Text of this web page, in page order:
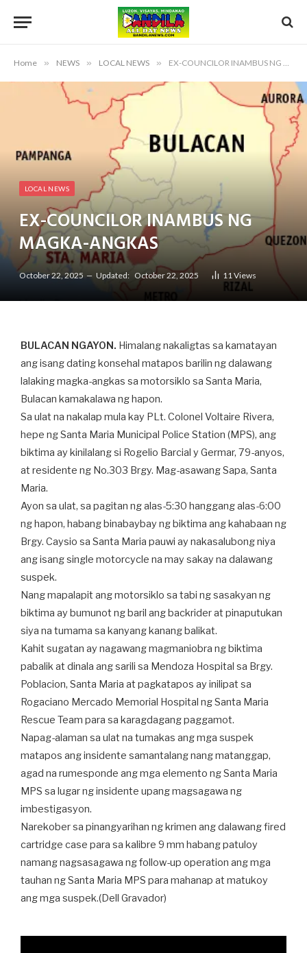
Home » NEWS » LOCAL NEWS » EX-COUNCILOR INAMBUS NG MAGKA-ANGKAS
LOCAL NEWS
EX-COUNCILOR INAMBUS NG
MAGKA-ANGKAS
October 22, 2025 Updated: October 22, 2025 11Views
BULACAN NGAYON. Himalang nakaligtas sa kamatayan
ang isang dating konsehal matapos barilin ng dalawang
lalaking magka-angkas sa motorsiklo sa Santa Maria,
Bulacan kamakalawa ng hapon.
Sa ulat na nakalap mula kay PLt. Colonel Voltaire Rivera,
hepe ng Santa Maria Municipal Police Station (MPS), ang
biktima ay kinilalang si Rogelio Barcial y Germar, 79-anyos,
at residente ng No.303 Brgy. Mag-asawang Sapa, Santa
Maria.
Ayon sa ulat, sa pagitan ng alas-5:30 hanggang alas-6:00
ng hapon, habang binabaybay ng biktima ang kahabaan ng
Brgy. Caysio sa Santa Maria pauwi ay nakasalubong niya
ang isang single motorcycle na may sakay na dalawang
suspek.
Nang mapalapit ang motorsiklo sa tabi ng sasakyan ng
biktima ay bumunot ng baril ang backrider at pinaputukan
siya na tumama sa kanyang kanang balikat.
Kahit sugatan ay nagawang magmaniobra ng biktima
pabalik at dinala ang sarili sa Mendoza Hospital sa Brgy.
Poblacion, Santa Maria at pagkatapos ay inilipat sa
Rogaciano Mercado Memorial Hospital ng Santa Maria
Rescue Team para sa karagdagang paggamot.
Napag-alaman sa ulat na tumakas ang mga suspek
matapos ang insidente samantalang nang matanggap,
agad na rumesponde ang mga elemento ng Santa Maria
MPS sa lugar ng insidente upang magsagawa ng
imbestigasyon.
Narekober sa pinangyarihan ng krimen ang dalawang fired
cartridge case para sa kalibre 9 mm habang patuloy
namang nagsasagawa ng follow-up operation ang mga
tauhan ng Santa Maria MPS para mahanap at matukoy
ang mga suspek.(Dell Gravador)